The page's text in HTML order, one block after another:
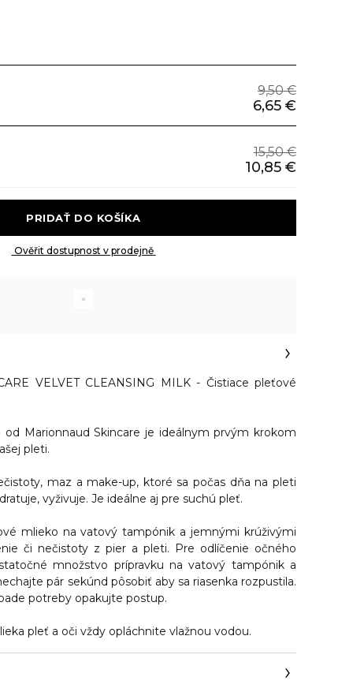
9,50 €
6,65 €
15,50 €
10,85 €
Ověřit dostupnost v prodejně
VELVET CLEANSING MILK - Čistiace pleťové
od Marionnaud Skincare je ideálnym prvým krokom
pleti.
maz a make-up, ktoré sa počas dňa na pleti
vyživuje. Je ideálne aj pre suchú pleť.
mlieko na vatový tampónik a jemnými krúživými
či nečistoty z pier a pleti. Pre odlíčenie očného
množstvo prípravku na vatový tampónik a
pár sekúnd pôsobiť aby sa riasenka rozpustila.
potreby opakujte postup.
pleť a oči vždy opláchnite vlažnou vodou.